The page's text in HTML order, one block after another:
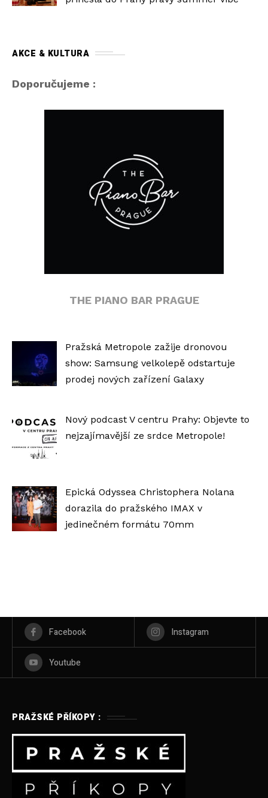
AKCE & KULTURA
Doporučujeme :
THE PIANO BAR PRAGUE
Pražská Metropole zažije dronovou
show: Samsung velkolepě odstartuje
prodej nových zařízení Galaxy
Nový podcast V centru Prahy: Objevte to
nejzajímavější ze srdce Metropole!
Epická Odyssea Christophera Nolana
dorazila do pražského IMAX v
jedinečném formátu 70mm
Facebook Instagram
Youtube
PRAŽSKÉ PŘÍKOPY :